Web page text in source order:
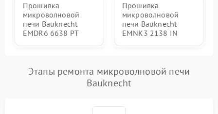
Прошивка
микроволновой
печи Bauknecht
EMDR6 6638 PT
Прошивка
микроволновой
печи Bauknecht
EMNK3 2138 IN
Этапы ремонта микроволновой печи
Bauknecht